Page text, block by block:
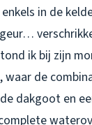
in de
ik bij zijn
waar de
dakgoot en